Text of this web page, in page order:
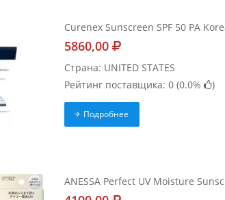
Curenex Sunscreen SPF 50 PA
5860,00
Страна: UNITED STATES
Рейтинг поставщика: 0 (0.0% )
Подробнее
ANESSA Perfect UV Moisture